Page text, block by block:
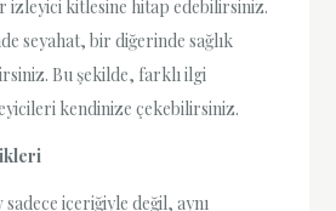
izleyici kitlesine hitap edebilirsiniz.
seyahat, bir diğerinde sağlık
Bu şekilde, farklı ilgi
kendinize çekebilirsiniz.
içeriğiyle değil, aynı